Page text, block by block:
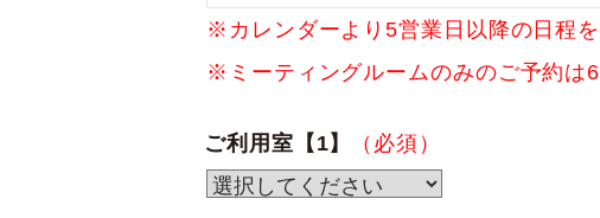
※カレンダーより5営業日以降の日程を
※ミーティングルームのみのご予約は
ご利用室【1】 （必須）